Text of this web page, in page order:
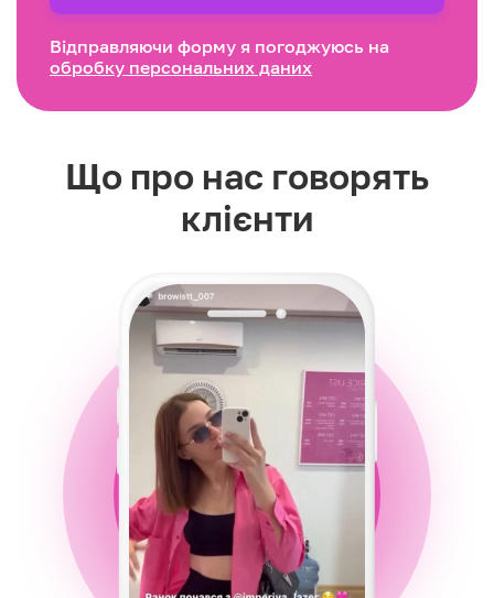
Відправляючи форму я погоджуюсь на
обробку персональних даних
Що про нас говорять
клієнти